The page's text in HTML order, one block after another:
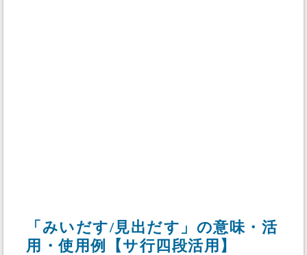
「みいだす/見出だす」の意味・活
用・使用例【サ行四段活用】